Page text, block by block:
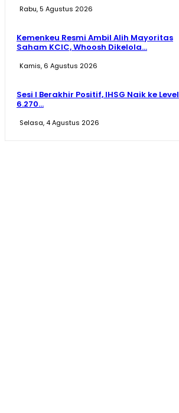
Rabu, 5 Agustus 2026
Kemenkeu Resmi Ambil Alih Mayoritas
Saham KCIC, Whoosh Dikelola...
Kamis, 6 Agustus 2026
Sesi I Berakhir Positif, IHSG Naik ke Level
6.270...
Selasa, 4 Agustus 2026